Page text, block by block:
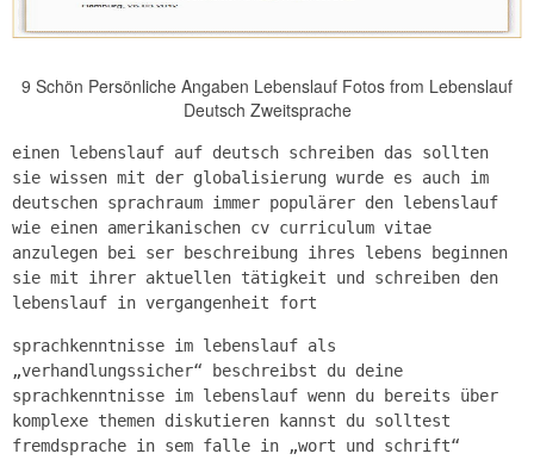
9 Schön Persönliche Angaben Lebenslauf Fotos from Lebenslauf
Deutsch Zweitsprache
einen lebenslauf auf deutsch schreiben das sollten
sie wissen mit der globalisierung wurde es auch im
deutschen sprachraum immer populärer den lebenslauf
wie einen amerikanischen cv curriculum vitae
anzulegen bei ser beschreibung ihres lebens beginnen
sie mit ihrer aktuellen tätigkeit und schreiben den
lebenslauf in vergangenheit fort
sprachkenntnisse im lebenslauf als
„verhandlungssicher“ beschreibst du deine
sprachkenntnisse im lebenslauf wenn du bereits über
komplexe themen diskutieren kannst du solltest
fremdsprache in sem falle in „wort und schrift“